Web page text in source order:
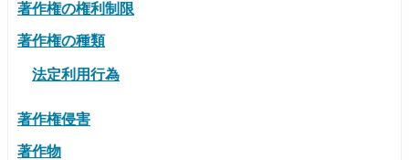
著作権の権利制限
著作権の種類
法定利用行為
著作権侵害
著作物